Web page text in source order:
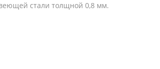
стали толщной 0,8 мм.